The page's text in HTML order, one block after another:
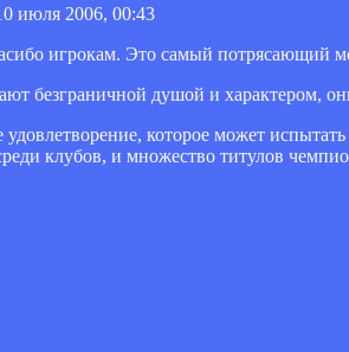
июля 2006, 00:43
игрокам. Это самый
безграничной душой и характером,
которое может
клубов, и множество титулов